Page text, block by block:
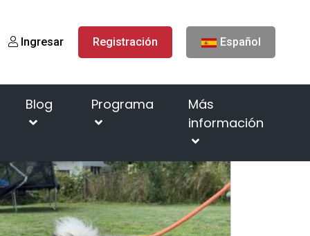
Ingresar Registración Español
Blog Programa
Más
información
Litter "M"